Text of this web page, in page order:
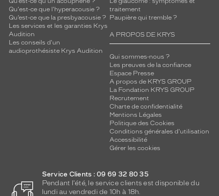
Qu'est-ce que l'hyperacousie ?
Qu’est-ce que la presbyacousie ?
Les services et les garanties Krys
Audition
Les conseils d'un
audioprothésiste Krys Audition
traitement
Paupière qui tremble ?
A PROPOS DE KRYS
Qui sommes-nous ?
Les preuves de la confiance
Espace Presse
A propos de KRYS GROUP
La Fondation KRYS GROUP
Recrutement
Charte de confidentialité
Mentions Légales
Politique des Cookies
Conditions générales d'utilisation
Accessibilité
Gérer les cookies
Service Clients : 09 69 32 80 35
Pendant l'été, le service clients est disponible du
lundi au vendredi de 10h à 18h.